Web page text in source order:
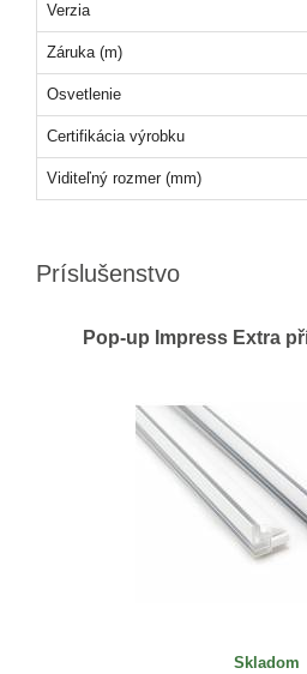
Verzia
Záruka (m)
Osvetlenie
Certifikácia výrobku
Viditeľný rozmer (mm)
Príslušenstvo
Pop-up Impress Extra
Skladom